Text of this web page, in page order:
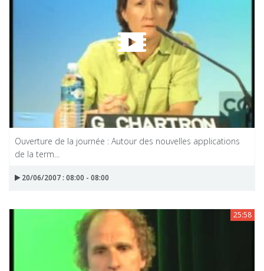
Ouverture de la journée : Autour des nouvelles applications
de la term...
20/06/2007 : 08:00 - 08:00
25:58